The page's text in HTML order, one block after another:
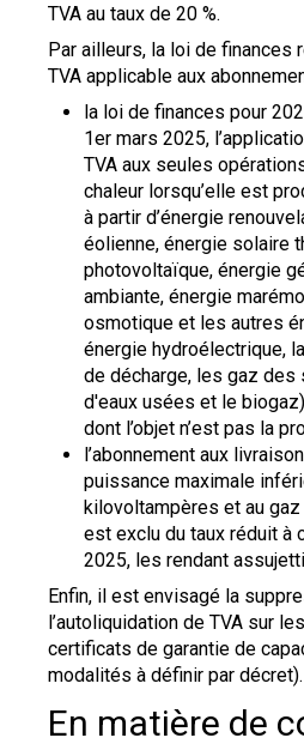
TVA au taux de 20 %.
Par ailleurs, la loi de finances
TVA applicable aux
la loi de finances pour
1er mars 2025,
TVA aux seules
chaleur lorsqu’elle est
à partir d’énergie
éolienne, énergie solaire
photovoltaïque, énergie
ambiante, énergie
osmotique et les autres
énergie hydroélectrique,
de décharge, les gaz des
d'eaux usées et le
dont l’objet n’est pas la
l’abonnement aux
puissance maximale
kilovoltampères et au
est exclu du taux réduit à
2025, les rendant
Enfin, il est envisagé la
l’autoliquidation de TVA sur
certificats de garantie de
modalités à définir par décret).
En matière de